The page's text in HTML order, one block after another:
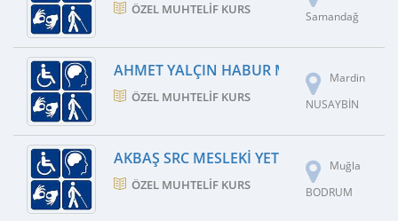
ÖZEL MUHTELIF KURS
Samandağ
AHMET YALÇIN HABUR MESLEKI
ÖZEL MUHTELIF KURS
Mardin
NUSAYBİN
AKBAŞ SRC MESLEKI YETERLILIK EĞITIM
ÖZEL MUHTELIF KURS
Muğla
BODRUM